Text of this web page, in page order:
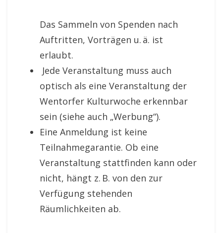
Das Sammeln von Spenden nach
Auftritten, Vorträgen u. ä. ist
erlaubt.
Jede Veranstaltung muss auch
optisch als eine Veranstaltung der
Wentorfer Kulturwoche erkennbar
sein (siehe auch „Werbung“).
Eine Anmeldung ist keine
Teilnahmegarantie. Ob eine
Veranstaltung stattfinden kann oder
nicht, hängt z. B. von den zur
Verfügung stehenden
Räumlichkeiten ab.